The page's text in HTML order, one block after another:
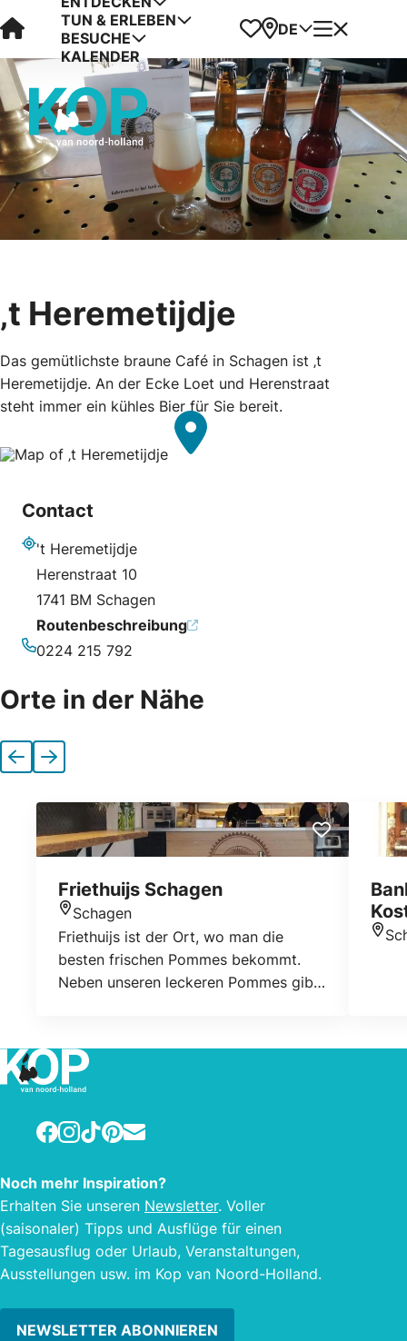
Visit Kop van Holland
TUN & ERLEBEN
BESUCHE
KALENDER
Favoriten
Karte
DE Menü
‚t Heremetijdje
Das gemütlichste braune Café in Schagen ist ‚t
Heremetijdje. An der Ecke Loet und Herenstraat
steht immer ein kühles Bier für Sie bereit.
Contact
't Heremetijdje
Herenstraat 10
1741 BM Schagen
Routenbeschreibung
0224 215 792
Orte in der Nähe
VorherigeNächste
Friethuijs Schagen
Standort
Schagen
Friethuijs ist der Ort, wo man die
besten frischen Pommes bekommt.
Neben unseren leckeren Pommes gibt
Facebook
Instagram
TikTokPinterest
E-mail
Noch mehr Inspiration?
Erhalten Sie unseren Newsletter. Voller
(saisonaler) Tipps und Ausflüge für einen
Tagesausflug oder Urlaub, Veranstaltungen,
Ausstellungen usw. im Kop van Noord-Holland.
NEWSLETTER ABONNIEREN